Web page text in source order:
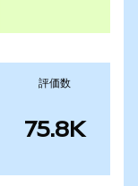
評価数
75.8K